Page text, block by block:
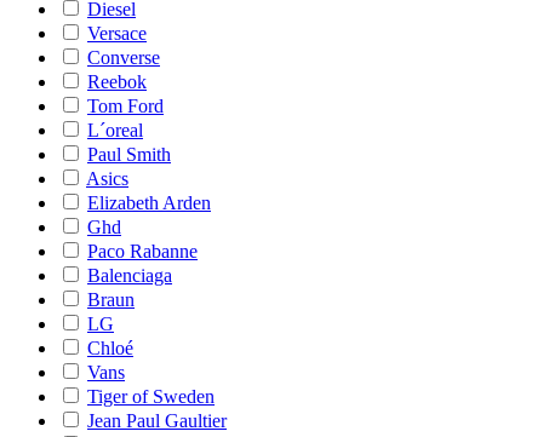
Diesel
Versace
Converse
Reebok
Tom Ford
L´oreal
Paul Smith
Asics
Elizabeth Arden
Ghd
Paco Rabanne
Balenciaga
Braun
LG
Chloé
Vans
Tiger of Sweden
Jean Paul Gaultier